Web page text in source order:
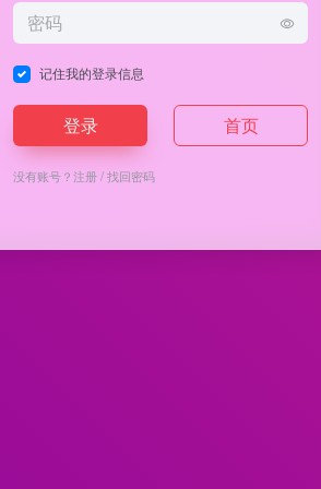
记住我的登录信息
登录 首页
没有账号？注册/找回密码